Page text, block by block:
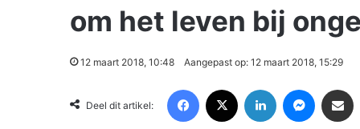
om het leven bij
12 maart 2018, 10:48 Aangepast op: 12 maart 2018, 15:29
Deel dit artikel: